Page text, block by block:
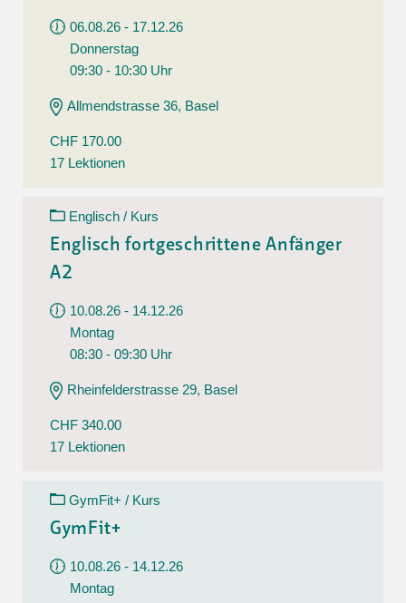
06.08.26 - 17.12.26
Donnerstag
09:30 - 10:30 Uhr
Allmendstrasse 36, Basel
CHF 170.00
17 Lektionen
Englisch / Kurs
Englisch fortgeschrittene Anfänger
A2
10.08.26 - 14.12.26
Montag
08:30 - 09:30 Uhr
Rheinfelderstrasse 29, Basel
CHF 340.00
17 Lektionen
GymFit+ / Kurs
GymFit+
10.08.26 - 14.12.26
Montag